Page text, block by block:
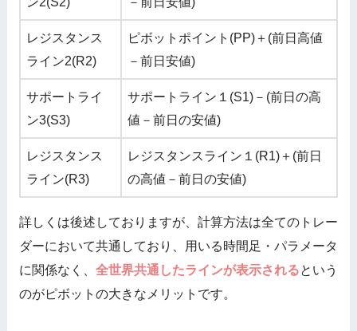
レジスタンス
ライン2(R2)
ピボットポイント(PP)＋(前日高値
－前日安値)
サポートライ
ン3(S3)
サポートライン１(S1)－(前日の高
値－前日の安値)
レジスタンス
ライン(R3)
レジスタンスライン１(R1)＋(前日
の高値－前日の安値)
詳しくは後述しておりますが、計算方法は全てのトレー
ダーにおいて共通しており、用いる時間足・パラメータ
に関係なく、 全世界共通したラインが表示されるという
のがピボットの大きなメリットです。